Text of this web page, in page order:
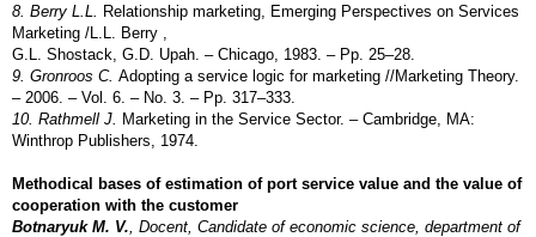
8. Berry L.L. Relationship marketing, Emerging Perspectives on Services
Marketing /L.L. Berry ,
G.L. Shostack, G.D. Upah. – Chicago, 1983. – Pp. 25–28.
9. Gronroos C. Adopting a service logic for marketing //Marketing Theory.
– 2006. – Vol. 6. – No. 3. – Pp. 317–333.
10. Rathmell J. Marketing in the Service Sector. – Cambridge, MA:
Winthrop Publishers, 1974.
Methodical bases of estimation of port service value and the value of
cooperation with the customer
Botnaryuk M. V. , Docent, Candidate of economic science, department of